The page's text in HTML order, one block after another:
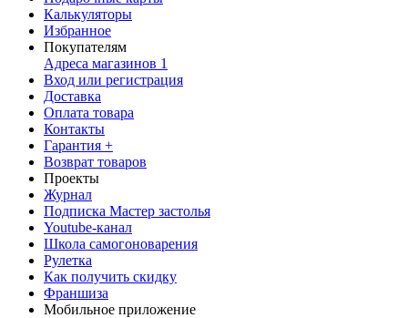
Калькуляторы
Избранное
Покупателям
Адреса магазинов 1
Вход или регистрация
Доставка
Оплата товара
Контакты
Гарантия +
Возврат товаров
Проекты
Журнал
Подписка Мастер застолья
Youtube-канал
Школа самогоноварения
Рулетка
Как получить скидку
Франшиза
Мобильное приложение